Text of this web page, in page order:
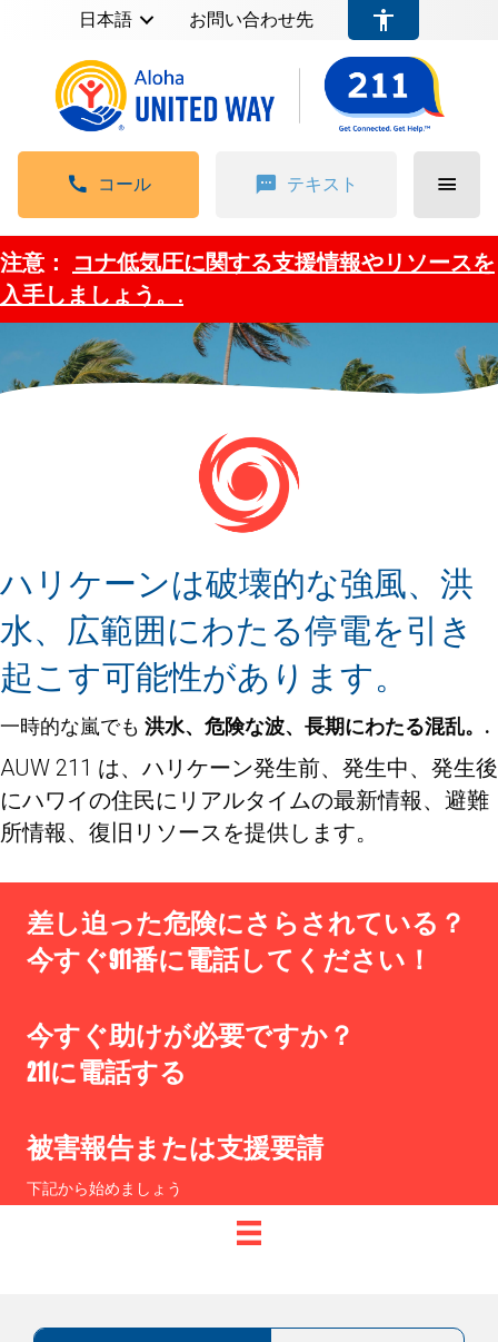
日本語 お問い合わせ先
コール テキスト
注意：
コナ低気圧に関する支援情報やリソースを
入手しましょう。.
ハリケーンは破壊的な強風、洪
水、広範囲にわたる停電を引き
起こす可能性があります。
一時的な嵐でも 洪水、危険な波、長期にわたる混乱。.
AUW 211 は、ハリケーン発生前、発生中、発生後
にハワイの住民にリアルタイムの最新情報、避難
所情報、復旧リソースを提供します。
差し迫った危険にさらされている？
今すぐ911番に電話してください！
今すぐ助けが必要ですか？
211に電話する
被害報告または支援要請
下記から始めましょう